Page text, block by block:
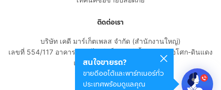
สนใจขายรถ?
ขายดีออโต้และพาร์ทเนอร์ทั่ว
ประเทศพร้อมดูแลคุณ
ติดต่อเรา
บริษัท เคดี มาร์เก็ตเพลส จำกัด (สำนักงานใหญ่)
เลขที่ 554/117 อาคารสกายไนน์ เซ็นเตอร์ ชั้น 22 ถนนอโศก-ดินแดง
แขวงดินแดง เขตดินแดง
กรุงเทพมหานคร 10400